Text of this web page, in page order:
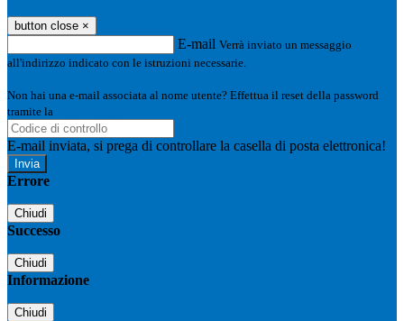
button close ×
E-mail Verrà inviato un messaggio
all'indirizzo indicato con le istruzioni necessarie.
Non hai una e-mail associata al nome utente? Effettua il reset della password
tramite la
E-mail inviata, si prega di controllare la casella di posta elettronica!
Errore
Chiudi
Successo
Chiudi
Informazione
Chiudi